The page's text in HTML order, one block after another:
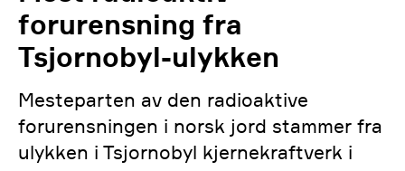
forurensning fra
Tsjornobyl-ulykken
Mesteparten av den radioaktive
forurensningen i norsk jord stammer fra
ulykken i Tsjornobyl kjernekraftverk i